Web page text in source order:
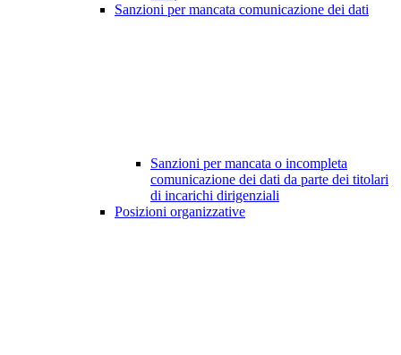
Sanzioni per mancata comunicazione dei dati
Sanzioni per mancata o incompleta
comunicazione dei dati da parte dei titolari
di incarichi dirigenziali
Posizioni organizzative